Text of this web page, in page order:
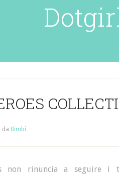
da Bimbi
non rinuncia a seguire i